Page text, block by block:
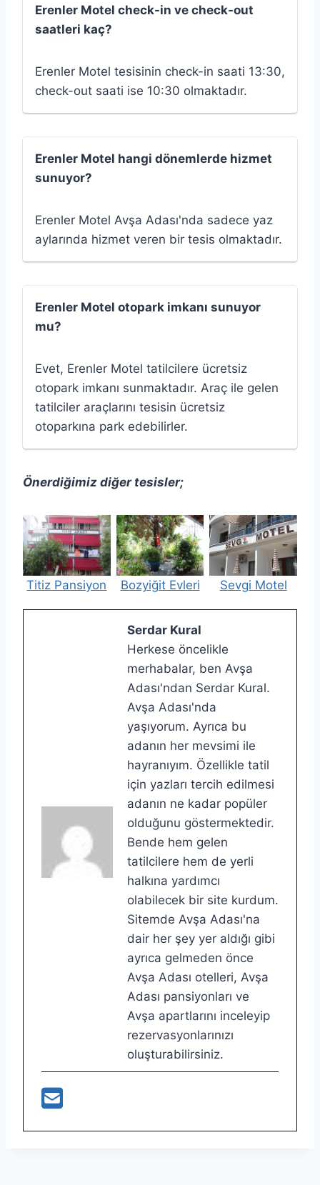
Erenler Motel check-in ve check-out
saatleri kaç?
Erenler Motel tesisinin check-in saati 13:30,
check-out saati ise 10:30 olmaktadır.
Erenler Motel hangi dönemlerde hizmet
sunuyor?
Erenler Motel Avşa Adası'nda sadece yaz
aylarında hizmet veren bir tesis olmaktadır.
Erenler Motel otopark imkanı sunuyor
mu?
Evet, Erenler Motel tatilcilere ücretsiz
otopark imkanı sunmaktadır. Araç ile gelen
tatilciler araçlarını tesisin ücretsiz
otoparkına park edebilirler.
Önerdiğimiz diğer tesisler;
Titiz Pansiyon Bozyiğit Evleri Sevgi Motel
Serdar Kural
Herkese öncelikle
merhabalar, ben Avşa
Adası'ndan Serdar Kural.
Avşa Adası'nda
yaşıyorum. Ayrıca bu
adanın her mevsimi ile
hayranıyım. Özellikle tatil
için yazları tercih edilmesi
adanın ne kadar popüler
olduğunu göstermektedir.
Bende hem gelen
tatilcilere hem de yerli
halkına yardımcı
olabilecek bir site kurdum.
Sitemde Avşa Adası'na
dair her şey yer aldığı gibi
ayrıca gelmeden önce
Avşa Adası otelleri, Avşa
Adası pansiyonları ve
Avşa apartlarını inceleyip
rezervasyonlarınızı
oluşturabilirsiniz.